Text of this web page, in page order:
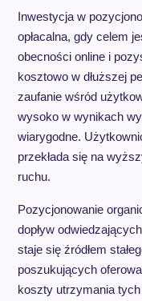
Inwestycja w
opłacalna, gdy celem
obecności online i
kosztowo w dłuższej
zaufanie wśród
wysoko w wynikach
wiarygodne.
przekłada się na
ruchu.
Pozycjonowanie
dopływ
staje się źródłem
poszukujących
koszty utrzymania